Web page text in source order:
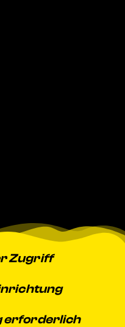
Zugriff
erforderlich